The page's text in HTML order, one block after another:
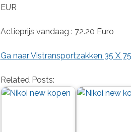
EUR
Actieprijs vandaag : 72.20 Euro
Ga naar Vistransportzakken 35 X
Related Posts: